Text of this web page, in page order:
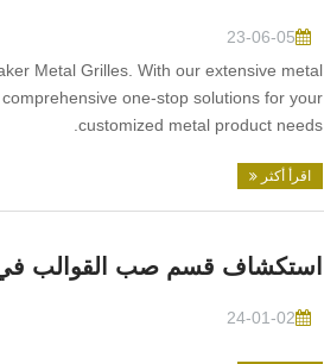
23-06-05
Metal Grilles. With our extensive metal
one-stop solutions for your
customized metal product needs.
اقرأ أكثر
استكشاف قسم صب القوالب
24-01-02